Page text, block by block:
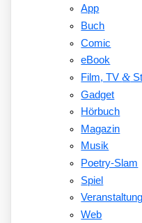
App
Buch
Comic
eBook
Film, TV&
Gadget
Hörbuch
Magazin
Musik
Poetry-Slam
Spiel
Veranstaltung
Web